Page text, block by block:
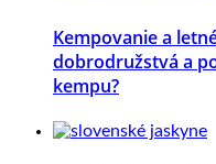
Kempovanie a
dobrodružstvá a
kempu?